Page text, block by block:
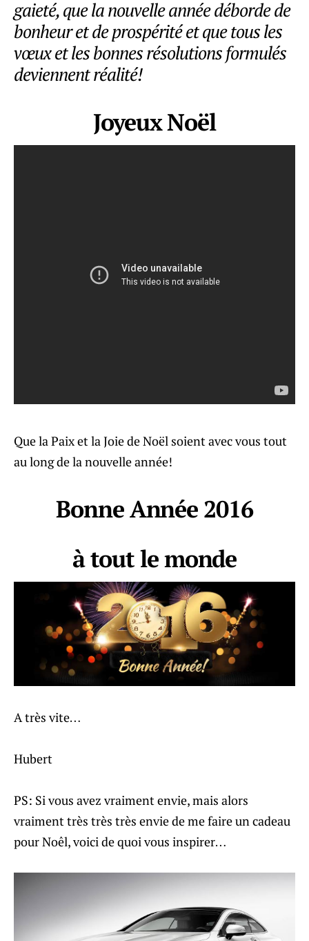
gaieté, que la nouvelle année déborde de
bonheur et de prospérité et que tous les
vœux et les bonnes résolutions formulés
deviennent réalité!
Joyeux Noël
Que la Paix et la Joie de Noël soient avec vous tout
au long de la nouvelle année!
Bonne Année 2016
à tout le monde
A très vite…
Hubert
PS: Si vous avez vraiment envie, mais alors
vraiment très très très envie de me faire un cadeau
pour Noêl, voici de quoi vous inspirer…